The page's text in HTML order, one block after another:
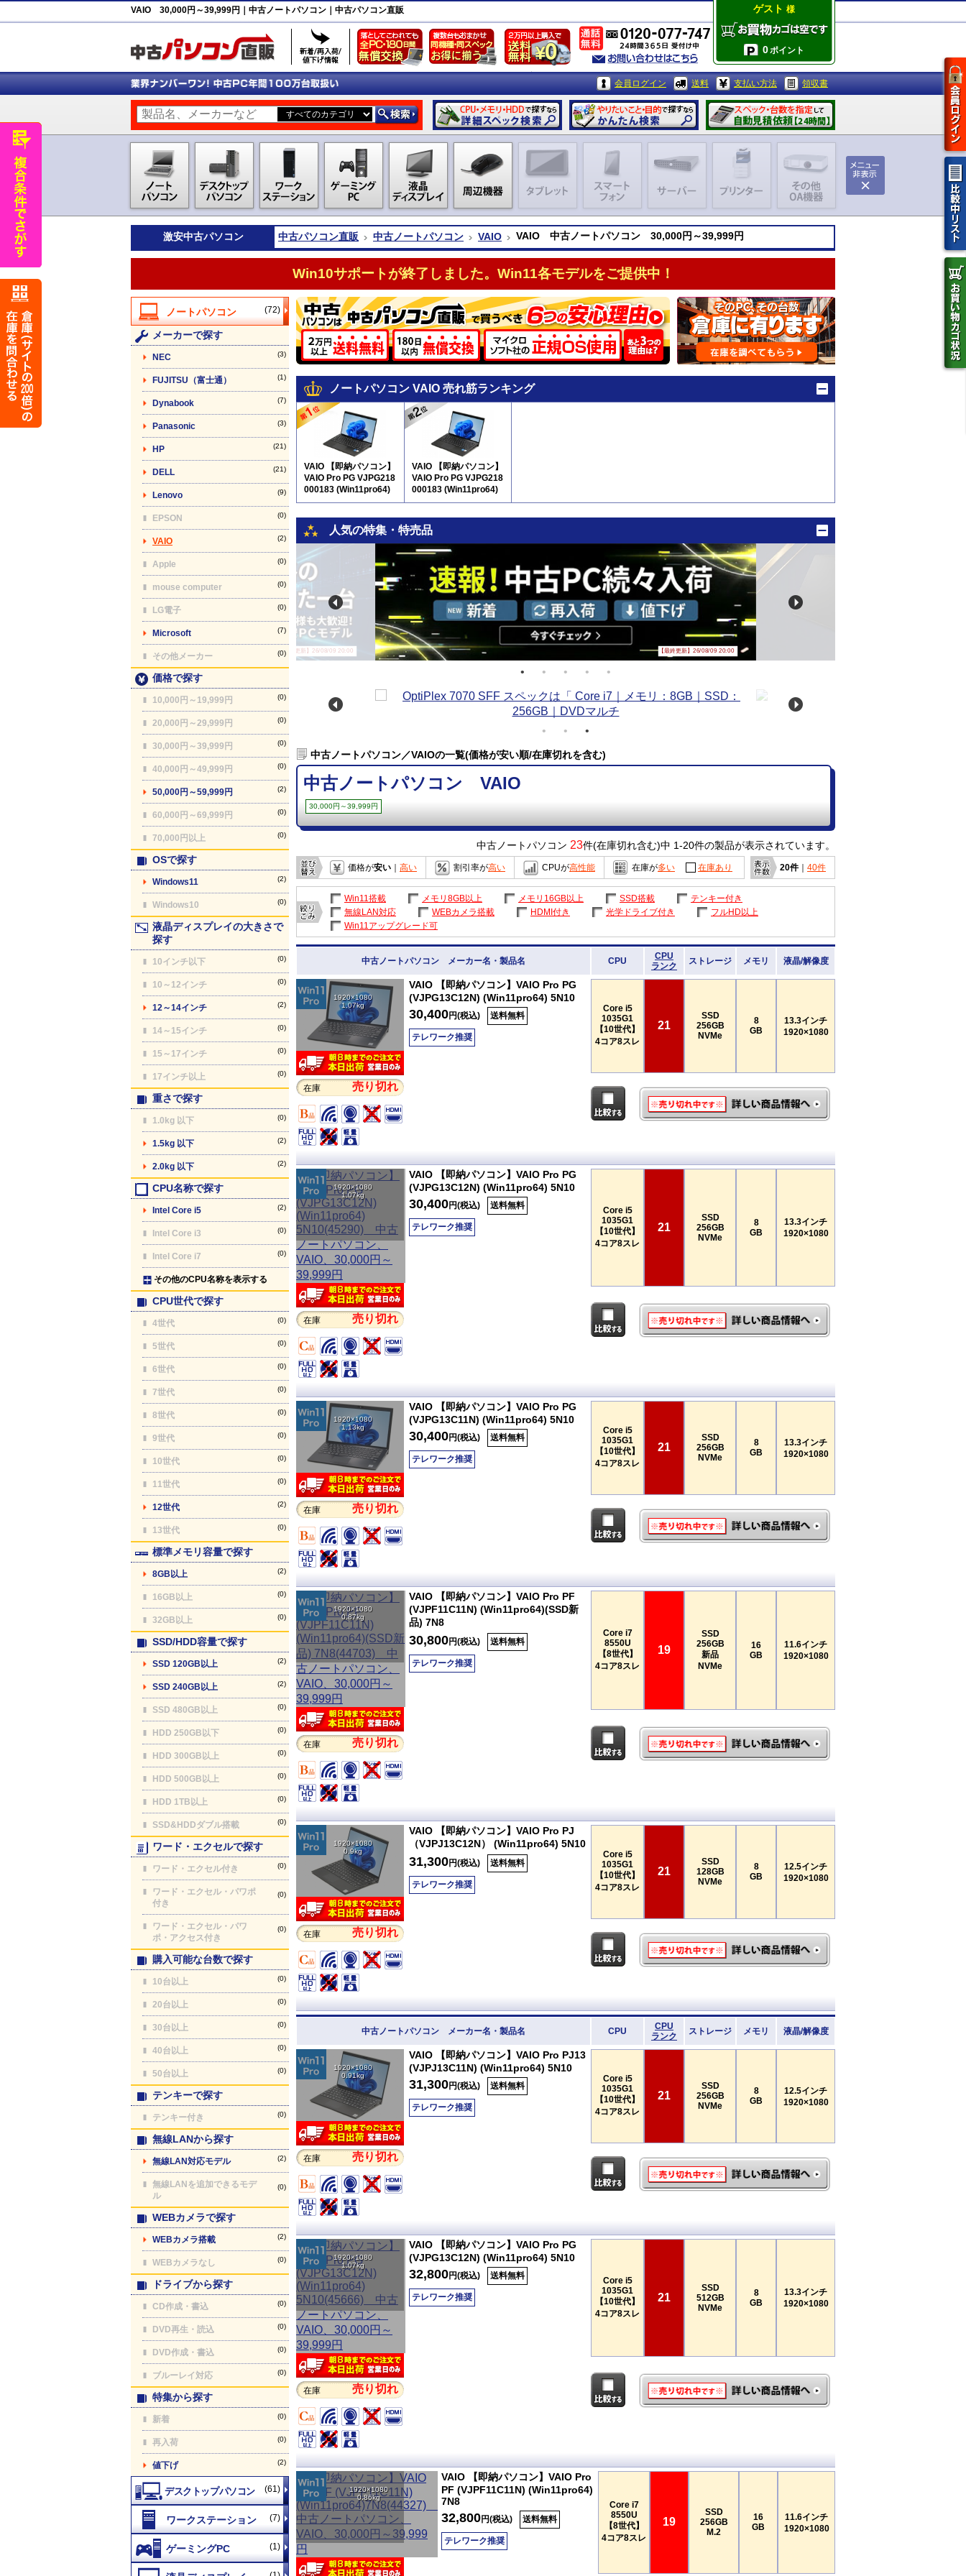
VAIO 30,000円～39,999円｜中古ノートパソコン｜中古パソコン直販 ゲスト 様
0ポイント
会員ログイン 送料 支払い方法 領収書
激安中古パソコン 中古パソコン直販 中古ノートパソコン VAIO VAIO 中古ノートパソコン 30,000円～39,999円
Win10サポートが終了しました。Win11各モデルをご提供中！
(72)
メーカーで探す
NEC (3)
FUJITSU（富士通） (1)
Dynabook (7)
Panasonic (3)
HP (21)
DELL (21)
Lenovo (9)
EPSON (0)
VAIO (2)
Apple (0)
mouse computer (0)
LG電子 (0)
Microsoft (7)
その他メーカー (0)
価格で探す
10,000円～19,999円 (0)
20,000円～29,999円 (0)
30,000円～39,999円 (0)
40,000円～49,999円 (0)
50,000円～59,999円 (2)
60,000円～69,999円 (0)
70,000円以上 (0)
OSで探す
Windows11 (2)
Windows10 (0)
液晶ディスプレイの大きさで
探す
10インチ以下 (0)
10～12インチ (0)
12～14インチ (2)
14～15インチ (0)
15～17インチ (0)
17インチ以上 (0)
重さで探す
1.0kg 以下 (0)
1.5kg 以下 (2)
2.0kg 以下 (2)
CPU名称で探す
Intel Core i5 (2)
Intel Core i3 (0)
Intel Core i7 (0)
その他のCPU名称を表示する
CPU世代で探す
4世代 (0)
5世代 (0)
6世代 (0)
7世代 (0)
8世代 (0)
9世代 (0)
10世代 (0)
11世代 (0)
12世代 (2)
13世代 (0)
標準メモリ容量で探す
8GB以上 (2)
16GB以上 (0)
32GB以上 (0)
SSD/HDD容量で探す
SSD 120GB以上 (2)
SSD 240GB以上 (2)
SSD 480GB以上 (0)
HDD 250GB以下 (0)
HDD 300GB以上 (0)
HDD 500GB以上 (0)
HDD 1TB以上 (0)
SSD&HDDダブル搭載 (0)
ワード・エクセルで探す
ワード・エクセル付き (0)
ワード・エクセル・パワポ
付き
(0)
ワード・エクセル・パワ
ポ・アクセス付き
(0)
購入可能な台数で探す
10台以上 (0)
20台以上 (0)
30台以上 (0)
40台以上 (0)
50台以上 (0)
テンキーで探す
テンキー付き (0)
無線LANから探す
無線LAN対応モデル (2)
無線LANを追加できるモデ
ル
(0)
WEBカメラで探す
WEBカメラ搭載 (2)
WEBカメラなし (0)
ドライブから探す
CD作成・書込 (0)
DVD再生・読込 (0)
DVD作成・書込 (0)
ブルーレイ対応 (0)
特集から探す
新着 (0)
再入荷 (0)
値下げ (2)
(61)
(7)
(1)
ノートパソコン VAIO 売れ筋ランキング
VAIO 【即納パソコン】
VAIO Pro PG VJPG218
000183 (Win11pro64)
5N12
VAIO 【即納パソコン】
VAIO Pro PG VJPG218
000183 (Win11pro64)
5N12
人気の特集・特売品
【最終更新】26/08/09 20:00 【最終更新】26/08/09 20:00
中古ノートパソコン／VAIOの一覧(価格が安い順/在庫切れを含む)
中古ノートパソコン VAIO
30,000円～39,999円
中古ノートパソコン 23件(在庫切れ含む)中 1-20件の製品が表示されています。
価格が安い 高い 割引率が高い CPUが高性能 在庫が多い 在庫あり 20件｜ 40件
Win11搭載 メモリ8GB以上 メモリ16GB以上 SSD搭載
テンキー付き
無線LAN対応
WEBカメラ搭載 HDMI付き 光学ドライブ付き
フルHD以上
Win11アップグレード可
中古ノートパソコン メーカー名・製品名 CPU
CPU
ランク
ストレージ メモリ 液晶/解像度
1920×1080
1.07kg
在庫 売り切れ
VAIO 【即納パソコン】VAIO Pro PG
(VJPG13C12N) (Win11pro64) 5N10
30,400円(税込) 送料無料
テレワーク推奨
Core i5
1035G1
【10世代】
4コア8スレ
21
SSD
256GB
NVMe
8
GB
13.3インチ
1920×1080
1920×1080
1.07kg
在庫 売り切れ
VAIO 【即納パソコン】VAIO Pro PG
(VJPG13C12N) (Win11pro64) 5N10
30,400円(税込) 送料無料
テレワーク推奨
Core i5
1035G1
【10世代】
4コア8スレ
21
SSD
256GB
NVMe
8
GB
13.3インチ
1920×1080
1920×1080
1.13kg
在庫 売り切れ
VAIO 【即納パソコン】VAIO Pro PG
(VJPG13C11N) (Win11pro64) 5N10
30,400円(税込) 送料無料
テレワーク推奨
Core i5
1035G1
【10世代】
4コア8スレ
21
SSD
256GB
NVMe
8
GB
13.3インチ
1920×1080
1920×1080
0.87kg
在庫 売り切れ
VAIO 【即納パソコン】VAIO Pro PF
(VJPF11C11N) (Win11pro64)(SSD新
品) 7N8
30,800円(税込) 送料無料
テレワーク推奨
Core i7
8550U
【8世代】
4コア8スレ
19
SSD
256GB
新品
NVMe
16
GB
11.6インチ
1920×1080
1920×1080
0.9kg
在庫 売り切れ
VAIO 【即納パソコン】VAIO Pro PJ
（VJPJ13C12N） (Win11pro64) 5N10
31,300円(税込) 送料無料
テレワーク推奨
Core i5
1035G1
【10世代】
4コア8スレ
21
SSD
128GB
NVMe
8
GB
12.5インチ
1920×1080
中古ノートパソコン メーカー名・製品名 CPU
CPU
ランク
ストレージ メモリ 液晶/解像度
1920×1080
0.91kg
在庫 売り切れ
VAIO 【即納パソコン】VAIO Pro PJ13
(VJPJ13C11N) (Win11pro64) 5N10
31,300円(税込) 送料無料
テレワーク推奨
Core i5
1035G1
【10世代】
4コア8スレ
21
SSD
256GB
NVMe
8
GB
12.5インチ
1920×1080
1920×1080
1.07kg
在庫 売り切れ
VAIO 【即納パソコン】VAIO Pro PG
(VJPG13C12N) (Win11pro64) 5N10
32,800円(税込) 送料無料
テレワーク推奨
Core i5
1035G1
【10世代】
4コア8スレ
21
SSD
512GB
NVMe
8
GB
13.3インチ
1920×1080
1920×1080
0.86kg
VAIO 【即納パソコン】VAIO Pro
PF (VJPF11C11N) (Win11pro64)
7N8
32,800円(税込) 送料無料
テレワーク推奨
Core i7
8550U
【8世代】
4コア8スレ
19
SSD
256GB
M.2
16
GB
11.6インチ
1920×1080